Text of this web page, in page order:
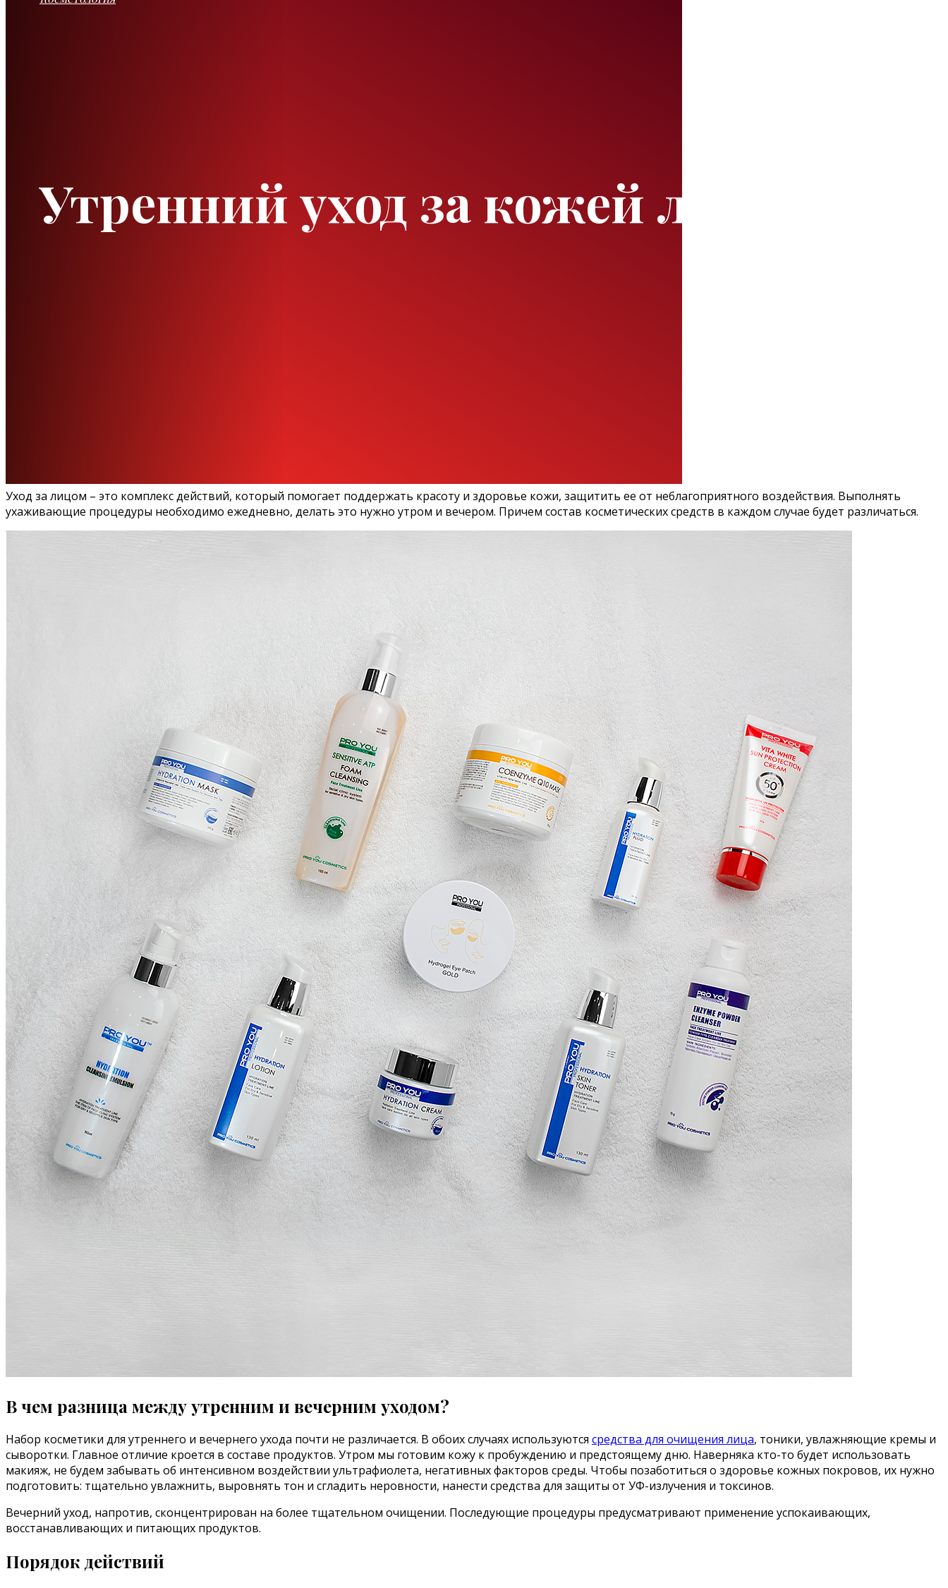
Утренний уход за кожей лица
Уход за лицом – это комплекс действий, который помогает поддержать красоту и здоровье кожи, защитить ее от неблагоприятного воздействия. Выполнять
ухаживающие процедуры необходимо ежедневно, делать это нужно утром и вечером. Причем состав косметических средств в каждом случае будет различаться.
В чем разница между утренним и вечерним уходом?
Набор косметики для утреннего и вечернего ухода почти не различается. В обоих случаях используются средства для очищения лица, тоники, увлажняющие кремы и
сыворотки. Главное отличие кроется в составе продуктов. Утром мы готовим кожу к пробуждению и предстоящему дню. Наверняка кто-то будет использовать
макияж, не будем забывать об интенсивном воздействии ультрафиолета, негативных факторов среды. Чтобы позаботиться о здоровье кожных покровов, их нужно
подготовить: тщательно увлажнить, выровнять тон и сгладить неровности, нанести средства для защиты от УФ-излучения и токсинов.
Вечерний уход, напротив, сконцентрирован на более тщательном очищении. Последующие процедуры предусматривают применение успокаивающих,
восстанавливающих и питающих продуктов.
Порядок действий